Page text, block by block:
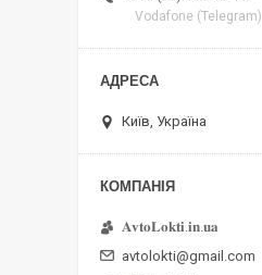
Vodafone (Telegram)
Київ, Україна
𝐀𝐯𝐭𝐨𝐋𝐨𝐤𝐭𝐢.𝐢𝐧.𝐮𝐚
avtolokti@gmail.com